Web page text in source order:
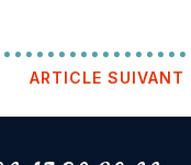
ARTICLE SUIVANT